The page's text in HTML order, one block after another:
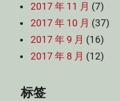
2017 年 11 月 (7)
2017 年 10 月 (37)
2017 年 9 月 (16)
2017 年 8 月 (12)
标签